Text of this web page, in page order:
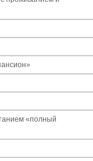
«полный